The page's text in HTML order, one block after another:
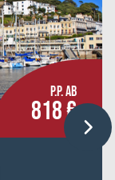
P.P. AB
818 €